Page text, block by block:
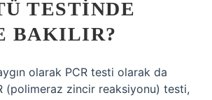
TESTINDE
BAKILIR?
olarak PCR testi olarak da
(polimeraz zincir reaksiyonu) testi,